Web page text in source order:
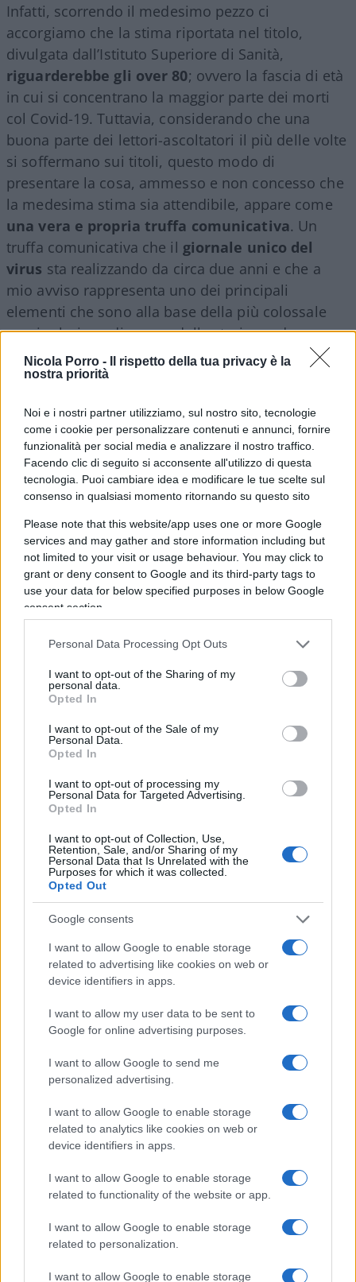
Nicola Porro -
Il rispetto della tua privacy è la
nostra priorità
Noi e i nostri partner utilizziamo, sul nostro sito, tecnologie
come i cookie per personalizzare contenuti e annunci, fornire
funzionalità per social media e analizzare il nostro traffico.
Facendo clic di seguito si acconsente all'utilizzo di questa
tecnologia. Puoi cambiare idea e modificare le tue scelte sul
consenso in qualsiasi momento ritornando su questo sito
Please note that this website/app uses one or more Google
services and may gather and store information including but
not limited to your visit or usage behaviour. You may click to
grant or deny consent to Google and its third-party tags to
use your data for below specified purposes in below Google
consent section.
Personal Data Processing Opt Outs
I want to opt-out of the Sharing of my
personal data.
Opted In
I want to opt-out of the Sale of my
Personal Data.
Opted In
I want to opt-out of processing my
Personal Data for Targeted Advertising.
Opted In
I want to opt-out of Collection, Use,
Retention, Sale, and/or Sharing of my
Personal Data that Is Unrelated with the
Purposes for which it was collected.
Opted Out
Google consents
I want to allow Google to enable storage
related to advertising like cookies on web or
device identifiers in apps.
I want to allow my user data to be sent to
Google for online advertising purposes.
I want to allow Google to send me
personalized advertising.
I want to allow Google to enable storage
related to analytics like cookies on web or
device identifiers in apps.
I want to allow Google to enable storage
related to functionality of the website or app.
I want to allow Google to enable storage
related to personalization.
I want to allow Google to enable storage
Infatti, scorrendo il medesimo pezzo ci
accorgiamo che la stima riportata nel titolo,
divulgata dall’Istituto Superiore di Sanità,
riguarderebbe gli over 80; ovvero la fascia di età
in cui si concentrano la maggior parte dei morti
col Covid-19. Tuttavia, considerando che una
buona parte dei lettori-ascoltatori il più delle volte
si soffermano sui titoli, questo modo di
presentare la cosa, ammesso e non concesso che
la medesima stima sia attendibile, appare come
una vera e propria truffa comunicativa. Un
truffa comunicativa che il giornale unico del
virus sta realizzando da circa due anni e che a
mio avviso rappresenta uno dei principali
elementi che sono alla base della più colossale
manipolazione di massa della storia moderna.
Tutto ciò poi sembrerebbe trovare una
come riportato su queste pagine, ammesse da
Mary Bassett, commissario per la Salute di New
York, la quale avrebbe deliberatamente gonfiato
l’allarme Covid nei riguardi dei bambini, onde
spingere i genitori a vaccinarli.
Tutto questo pare confermareun movimento di
regressione democraticache quasi all’unisono,
con qualche importante defezione (su tutti il caso
dell’eretica Svezia), ha coinvolto gran parte del
prima o poi si apra un dibattito retrospettivo. In
particolare si spera, onde mettere la parola fine
alla deriva liberticida del momento, di riportare
entro le giuste proporzioni una pandemia la
numeri, contando tutti i ricoveri e i decessi col
diabolico meccanismo dei tamponi
alla popolazione mondiale ha causato ancora
meno decessi della famosa influenza spaziale che
giunse in Italia nel 1970. Staremo a vedere.
Claudio Romiti, 2 gennaio 2021
#COVID #INFORMAZIONE #MORTI
#TAMPONI
Leggi i commenti
SEDUTE SATIRICHE
Vignetta del 07/08/2026
Vai all'archivio delle vignette